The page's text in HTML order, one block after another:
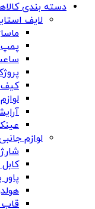
دسته بندی
لایف
پمپ
کیف
لوازم